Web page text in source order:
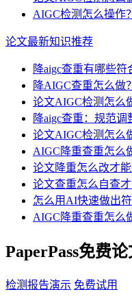
AIGC检测怎么操作
论文最新知识推荐
降aigc查重有哪些符
降AIGC查重怎么做
论文AIGC检测怎么
降aigc查重：规范
论文AIGC检测怎么
AIGC降重查重怎么
论文降重怎么改才能
论文查重怎么自查
怎么用AI快速做出符
AIGC降重查重怎么
PaperPass免费论
检测报告演示 免费试用